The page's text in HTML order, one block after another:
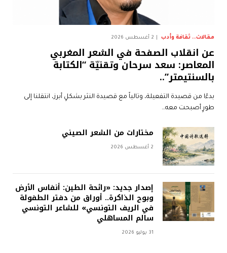
مقالات.. ثقافة وأدب 2 أغسطس 2026
عن انقلاب الصفحة في الشعر المغربي
المعاصر: سعد سرحان وتقنيّة “الكتابة
بالسنتيمتر”..
بدءًا من قصيدة التفعيلة، وتالياً مع قصيدة النثر بشكلٍ أبرز، انتقلنا إلى
طورٍ أصبحت معه…
مختارات من الشعر الصيني
2 أغسطس 2026
إصدار جديد: «رائحة الطين: أنفاس الأرض
وبوح الذاكرة.. أوراق من دفتر الطفولة
في الريف التونسي» للشاعر التونسي
سالم المساهلي
31 يوليو 2026